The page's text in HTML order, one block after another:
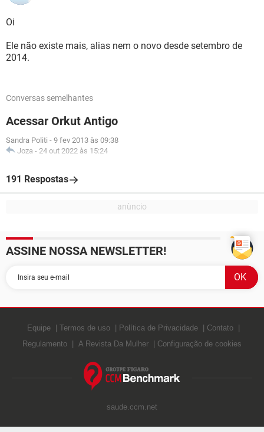
Oi
Ele não existe mais, alias nem o novo desde setembro de
2014.
Conversas semelhantes
Acessar Orkut Antigo
Sandra Politi - 9 fev 2013 às 09:38
Joza - 24 out 2022 às 15:24
191 Respostas
ASSINE NOSSA NEWSLETTER!
Equipe Termos de uso Política de Privacidade
Contato
Regulamento
A Revista Da Mulher Configuração de cookies
saude.ccm.net